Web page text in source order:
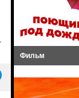
Фильм